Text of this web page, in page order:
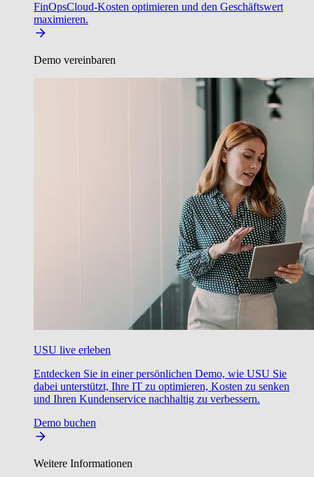
FinOpsCloud-Kosten optimieren und den Geschäftswert
maximieren.
Demo vereinbaren
USU live erleben
Entdecken Sie in einer persönlichen Demo, wie USU Sie
dabei unterstützt, Ihre IT zu optimieren, Kosten zu senken
und Ihren Kundenservice nachhaltig zu verbessern.
Demo buchen
Weitere Informationen